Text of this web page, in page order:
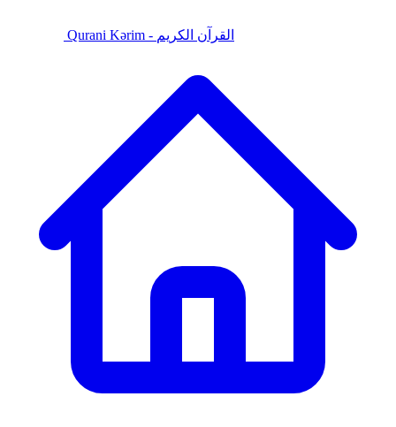
Qurani Kərim - القرآن الكريم